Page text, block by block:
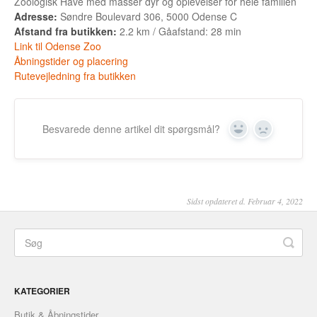
Adresse: Søndre Boulevard 306, 5000 Odense C
Afstand fra butikken: 2.2 km / Gåafstand: 28 min
Link til Odense Zoo
Åbningstider og placering
Rutevejledning fra butikken
Besvarede denne artikel dit spørgsmål? Yes No
Sidst opdateret d. Februar 4, 2022
KATEGORIER